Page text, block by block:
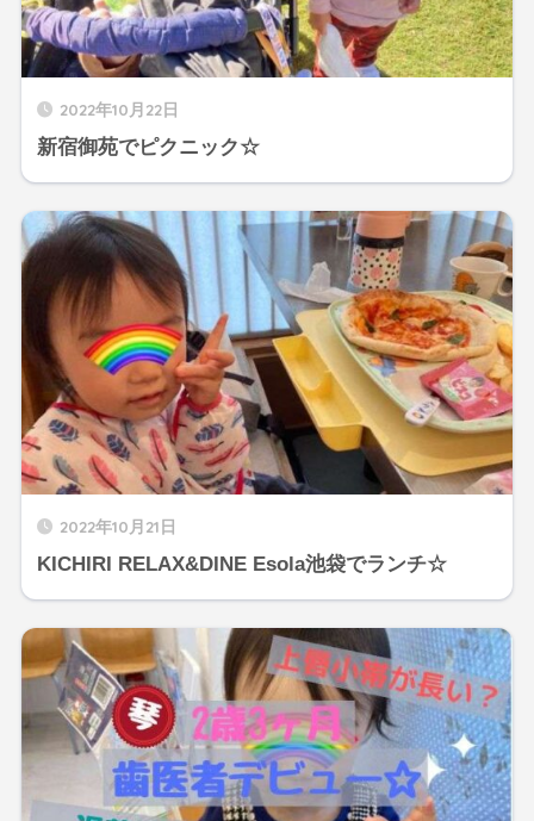
2022年10月22日
新宿御苑でピクニック☆
2022年10月21日
KICHIRI RELAX&DINE Esola池袋でランチ☆